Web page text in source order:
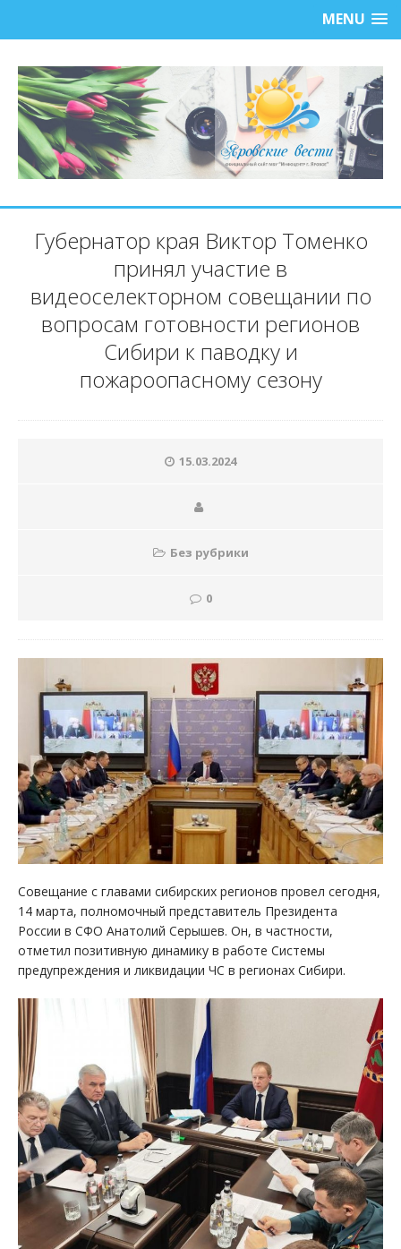
MENU
Губернатор края Виктор Томенко
принял участие в
видеоселекторном совещании по
вопросам готовности регионов
Сибири к паводку и
пожароопасному сезону
15.03.2024
Без рубрики
0
Совещание с главами сибирских регионов провел сегодня,
14 марта, полномочный представитель Президента
России в СФО Анатолий Серышев. Он, в частности,
отметил позитивную динамику в работе Системы
предупреждения и ликвидации ЧС в регионах Сибири.